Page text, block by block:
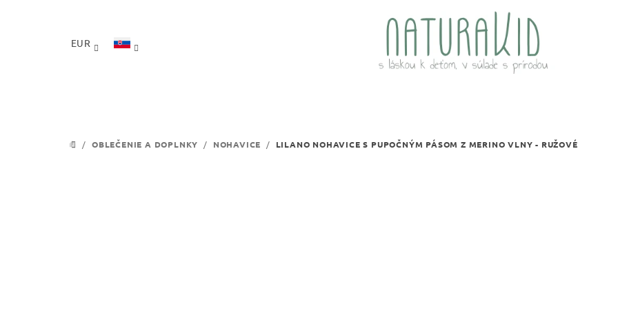
EUR
DOMOV
/ OBLEČENIE A DOPLNKY / NOHAVICE / LILANO NOHAVICE S PUPOČNÝM PÁSOM Z MERINO VLNY - RUŽOVÉ